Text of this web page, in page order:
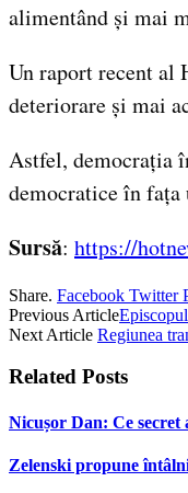
alimentând și mai
Un raport recent al
deteriorare și mai
Astfel, democrația
democratice în
Sursă: https://
Share. Facebook Twitter
Previous Article
Next Article Regiunea
Related Posts
Nicușor Dan: Ce
Zelenski propune